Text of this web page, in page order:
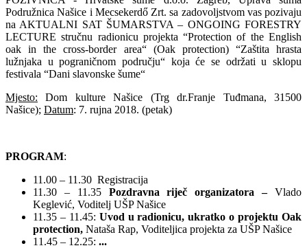
Podružnica Našice i Mecsekerdő Zrt. sa zadovoljstvom vas pozivaju
na AKTUALNI SAT ŠUMARSTVA – ONGOING FORESTRY
LECTURE stručnu radionicu projekta “Protection of the English
oak in the cross-border area“ (Oak protection) “Zaštita hrasta
lužnjaka u pograničnom području“ koja će se održati u sklopu
festivala “Dani slavonske šume“
Mjesto: Dom kulture Našice (Trg dr.Franje Tuđmana, 31500
Našice); Datum: 7. rujna 2018. (petak)
PROGRAM:
11.00 – 11.30 Registracija
11.30 – 11.35 Pozdravna riječ organizatora –Vlado
Keglević, Voditelj UŠP Našice
11.35 – 11.45: Uvod u radionicu, ukratko o projektu Oak
protection, Nataša Rap, Voditeljica projekta za UŠP Našice
11.45 – 12.25: ...